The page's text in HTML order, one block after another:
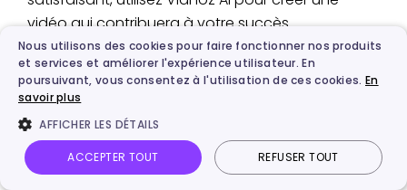
vidéo qui contribuera à votre succès.
Nous utilisons des cookies pour faire fonctionner nos produits
et services et améliorer l'expérience utilisateur. En
poursuivant, vous consentez à l'utilisation de ces cookies. En
savoir plus
AFFICHER LES DÉTAILS
ACCEPTER TOUT REFUSER TOUT